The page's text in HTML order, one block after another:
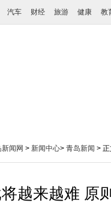
汽车 财经 旅游 健康 教
闻网 > 新闻中心> 青岛新闻 > 正
越来越难 原